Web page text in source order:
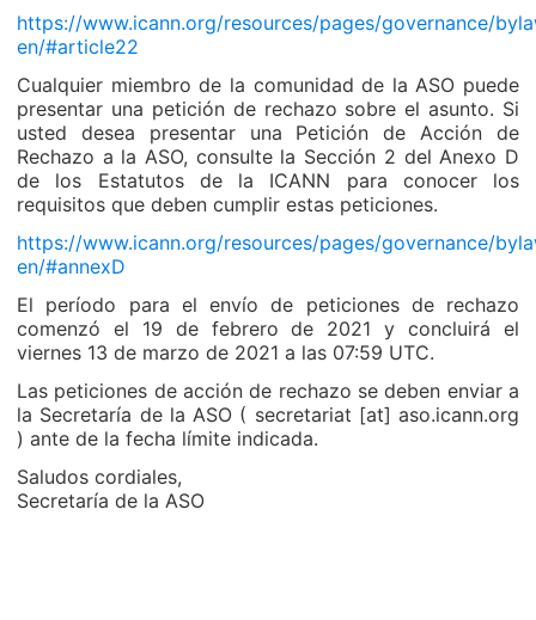
https://www.icann.org/resources/pages/governance/
en/#article22
Cualquier miembro de la comunidad de la ASO puede
presentar una petición de rechazo sobre el asunto. Si
usted desea presentar una Petición de Acción de
Rechazo a la ASO, consulte la Sección 2 del Anexo D
de los Estatutos de la ICANN para conocer los
requisitos que deben cumplir estas peticiones.
https://www.icann.org/resources/pages/governance/
en/#annexD
El período para el envío de peticiones de rechazo
comenzó el 19 de febrero de 2021 y concluirá el
viernes 13 de marzo de 2021 a las 07:59 UTC.
Las peticiones de acción de rechazo se deben enviar a
la Secretaría de la ASO ( secretariat [at] aso.icann.org
) ante de la fecha límite indicada.
Saludos cordiales,
Secretaría de la ASO